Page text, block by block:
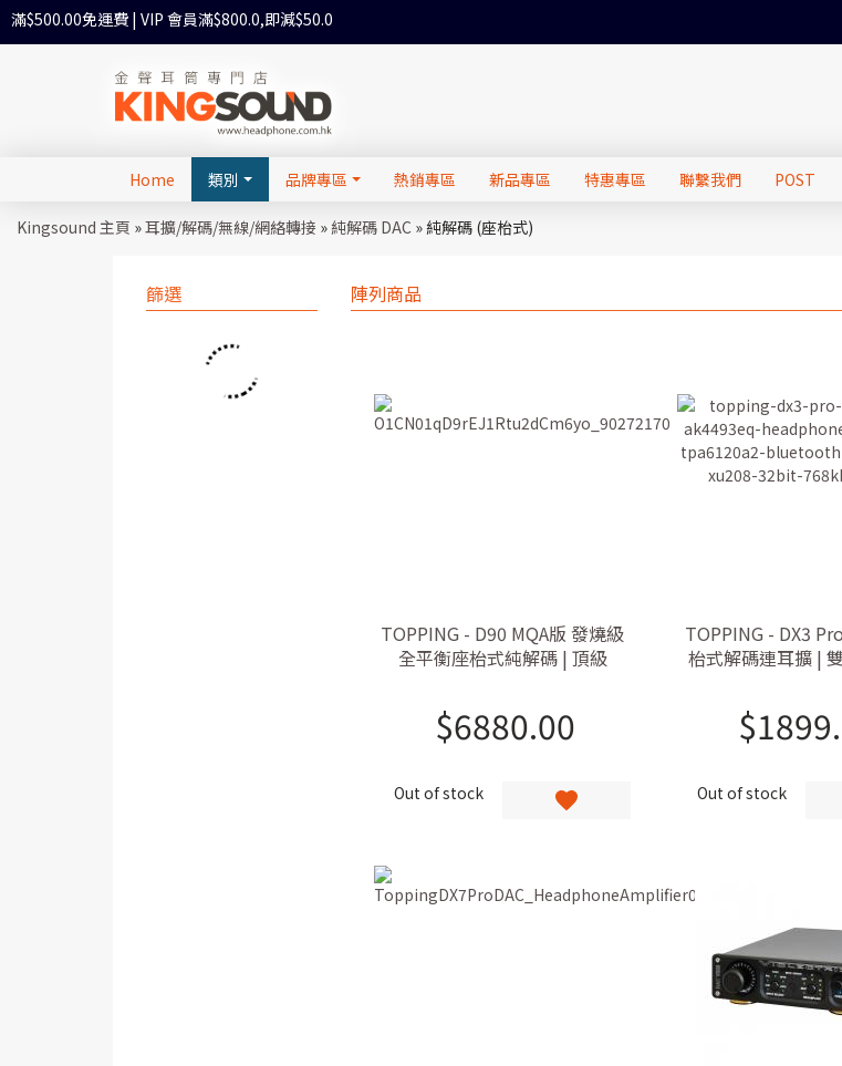
滿$500.00免運費 | VIP 會員滿$800.0,即減$50.0
Home 類別 品牌專區 熱銷專區 新品專區 特惠專區 聯繫我們 POST
Kingsound 主頁 »耳擴/解碼/無線/網絡轉接 » 純解碼 DAC »純解碼 (座枱式)
篩選 陣列商品
TOPPING - D90 MQA版 發燒級
全平衡座枱式純解碼 | 頂級
$6880.00
Out of stock
TOPPING - DX3
枱式解碼連耳擴 |
aptX HD,LDAC
$
Out of stock